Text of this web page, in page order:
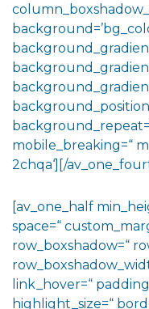
mobile_breaking=“
2chqa‘][/
[av_one_half
space=“
row_boxshadow=“
link_hover=“
highlight_size=“